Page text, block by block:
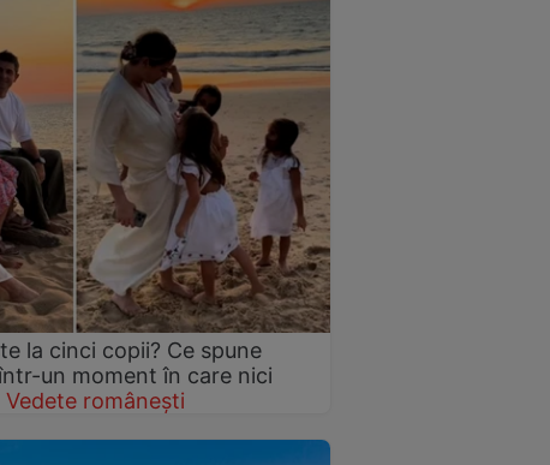
la cinci copii? Ce spune
un moment în care nici
Vedete românești